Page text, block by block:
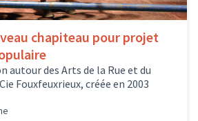
chapiteau pour projet
autour des Arts de la Rue et du
Fouxfeuxrieux, créée en 2003